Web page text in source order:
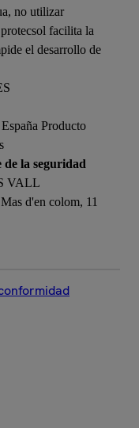
no utilizar
facilita la
el desarrollo de
España Producto
de la seguridad
VALL
d'en colom, 11